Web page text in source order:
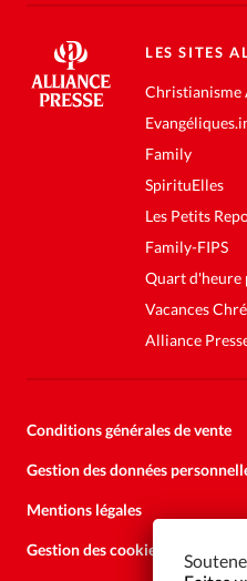
LES SITES
Family
SpirituElles
Les Petits
Family-FIPS
Quart d'heure
Vacances
Alliance
Conditions générales de vente
Gestion des données
Mentions légales
Gestion des cookies